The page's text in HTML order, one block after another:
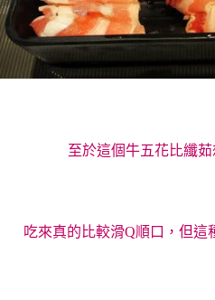
至於這個牛五花比纖
吃來真的比較滑Q順口，但這